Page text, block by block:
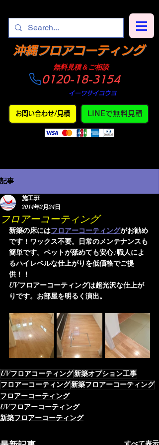
​沖縄フロアコーティング
​無料見積＆ご相談
0120-18-3154
イーワサイコウヨ
お問い合わせ/見積 LINEで無料見積
記事
フロアーコーティング
施工班
2014年2月24日
新築の床にはフロアーコーティングがお勧め
です！ワックス不要。日常のメンテナンスも
簡単です。ペットが舐めても安心♪職人によ
るハイレベルな仕上がりを低価格でご提
供！！
UVフロアーコーティングは超光沢な仕上が
りです。お部屋を明るく演出。
UVフロアコーティング新築オプション工事
フロアーコーティング新築フロアーコーティング
フロアーコーティング
UVフロアーコーティング
新築フロアーコーティング